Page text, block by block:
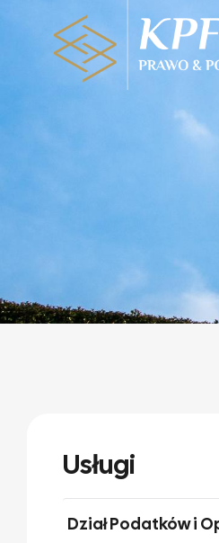
Usługi
Dział Podatków i